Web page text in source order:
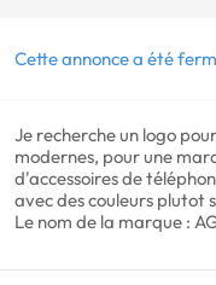
Cette annonce a été
Je recherche un logo
modernes, pour une
d'accessoires de
avec des couleurs plutot
Le nom de la marque :